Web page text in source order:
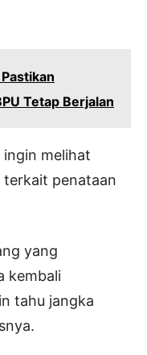
Tetap Berjalan
ingin melihat
terkait penataan
yang
kembali
tahu jangka